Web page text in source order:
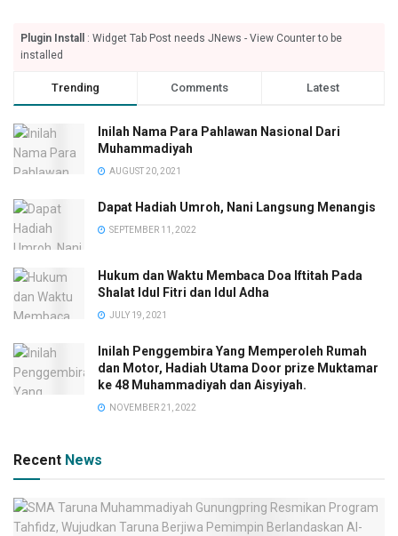
Plugin Install
: Widget Tab Post needs JNews - View Counter to be
installed
Trending Comments Latest
Inilah Nama Para Pahlawan Nasional Dari
Muhammadiyah
AUGUST 20, 2021
Dapat Hadiah Umroh, Nani Langsung Menangis
SEPTEMBER 11, 2022
Hukum dan Waktu Membaca Doa Iftitah Pada
Shalat Idul Fitri dan Idul Adha
JULY 19, 2021
Inilah Penggembira Yang Memperoleh Rumah
dan Motor, Hadiah Utama Door prize Muktamar
ke 48 Muhammadiyah dan Aisyiyah.
NOVEMBER 21, 2022
Recent News